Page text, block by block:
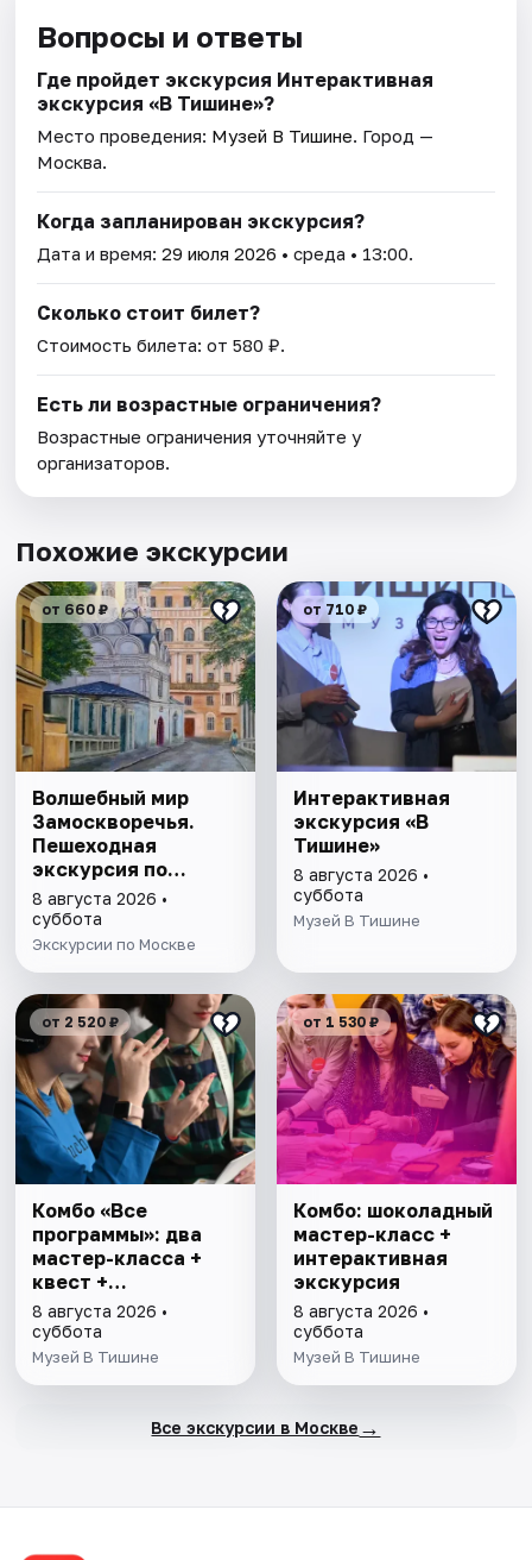
Вопросы и ответы
Где пройдет экскурсия Интерактивная
экскурсия «В Тишине»?
Место проведения: Музей В Тишине. Город —
Москва.
Когда запланирован экскурсия?
Дата и время:29 июля 2026 • среда • 13:00.
Сколько стоит билет?
Стоимость билета: от 580 ₽.
Есть ли возрастные ограничения?
Возрастные ограничения уточняйте у
организаторов.
Похожие экскурсии
от 660 ₽
Волшебный мир
Замоскворечья.
Пешеходная
экскурсия по
Москве
8 августа 2026 •
суббота
Экскурсии по Москве
от 710 ₽
Интерактивная
экскурсия «В
Тишине»
8 августа 2026 •
суббота
Музей В Тишине
от 2 520 ₽
Комбо «Все
программы»: два
мастер-класса +
квест +
интерактивная
экскурсия
8 августа 2026 •
суббота
Музей В Тишине
от 1 530 ₽
Комбо: шоколадный
мастер-класс +
интерактивная
экскурсия
8 августа 2026 •
суббота
Музей В Тишине
Все экскурсии в Москве →